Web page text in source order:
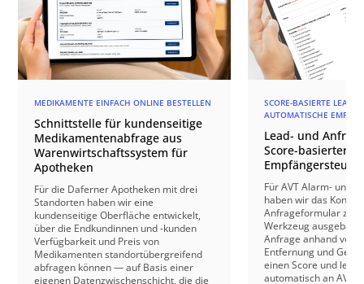
MEDIKAMENTE EINFACH ONLINE BESTELLEN
Schnittstelle für kundenseitige
Medikamentenabfrage aus
Warenwirtschaftssystem für
Apotheken
Für die Daferner Apotheken mit drei
Standorten haben wir eine
kundenseitige Oberfläche entwickelt,
über die Endkundinnen und -kunden
Verfügbarkeit und Preis von
Medikamenten standortübergreifend
abfragen können — auf Basis einer
eigenen Datenzwischenschicht, die die
SCORE-BASIERTE LEAD-
AUTOMATISCHE
Lead- und
Score-basierter
Für AVT Alarm- und
haben wir das
Anfrageformular zu
Werkzeug
Anfrage anhand von
Entfernung und
einen Score und
automatisch an AVT